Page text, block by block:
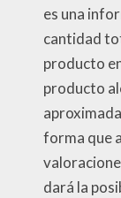
es una
cantidad
producto
producto
forma que
dará la